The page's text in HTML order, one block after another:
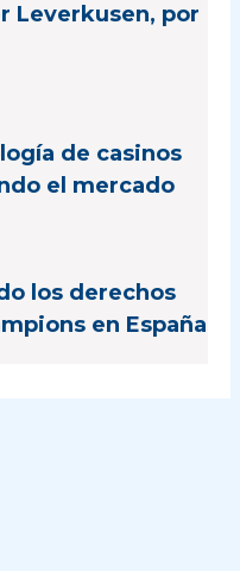
Leverkusen, por
de casinos
el mercado
los derechos
en España